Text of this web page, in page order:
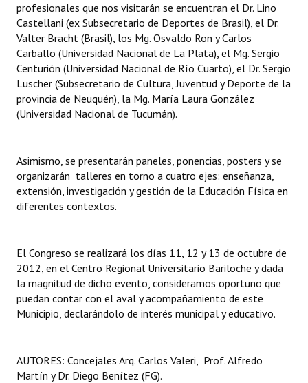
Huéspedes de Honor - Registro
Antiguos Pobladores - Registro
Reconocimientos - Registro
Bariloche, Municipio intercultural
REFORMA DE LA CARTA ORGÁNICA
profesionales que nos visitarán se encuentran el Dr. Lino
Castellani (ex Subsecretario de Deportes de Brasil), el Dr.
Valter Bracht (Brasil), los Mg. Osvaldo Ron y Carlos
Carballo (Universidad Nacional de La Plata), el Mg. Sergio
Centurión (Universidad Nacional de Río Cuarto), el Dr. Sergio
Luscher (Subsecretario de Cultura, Juventud y Deporte de la
provincia de Neuquén), la Mg. María Laura González
(Universidad Nacional de Tucumán).
Asimismo, se presentarán paneles, ponencias, posters y se
organizarán talleres en torno a cuatro ejes: enseñanza,
extensión, investigación y gestión de la Educación Física en
diferentes contextos.
El Congreso se realizará los días 11, 12 y 13 de octubre de
2012, en el Centro Regional Universitario Bariloche y dada
la magnitud de dicho evento, consideramos oportuno que
puedan contar con el aval y acompañamiento de este
Municipio, declarándolo de interés municipal y educativo.
AUTORES: Concejales Arq. Carlos Valeri, Prof. Alfredo
Martín y Dr. Diego Benítez (FG).